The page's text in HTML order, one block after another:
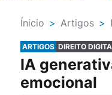
Ínicio > Artigos >
ARTIGOS DIREITO
IA
emocional